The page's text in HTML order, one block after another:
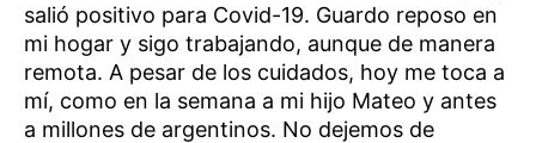
salió positivo para Covid-19. Guardo reposo en
mi hogar y sigo trabajando, aunque de manera
remota. A pesar de los cuidados, hoy me toca a
mí, como en la semana a mi hijo Mateo y antes
a millones de argentinos. No dejemos de